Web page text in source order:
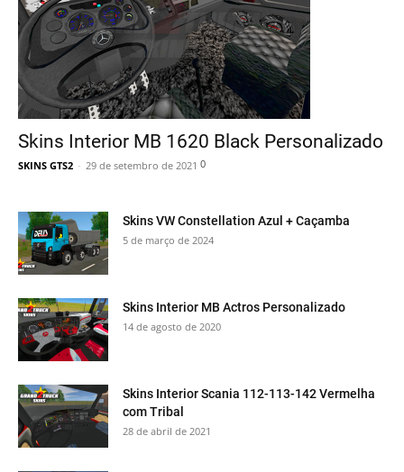
Skins Interior MB 1620 Black Personalizado
SKINS GTS2 - 29 de setembro de 2021 0
Skins VW Constellation Azul + Caçamba
5 de março de 2024
Skins Interior MB Actros Personalizado
14 de agosto de 2020
Skins Interior Scania 112-113-142 Vermelha
com Tribal
28 de abril de 2021